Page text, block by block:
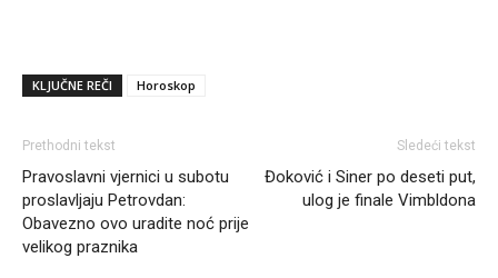
KLJUČNE REČI Horoskop
Prethodni tekst
Pravoslavni vjernici u subotu
proslavljaju Petrovdan:
Obavezno ovo uradite noć prije
velikog praznika
Sledeći tekst
Đoković i Siner po deseti put,
ulog je finale Vimbldona